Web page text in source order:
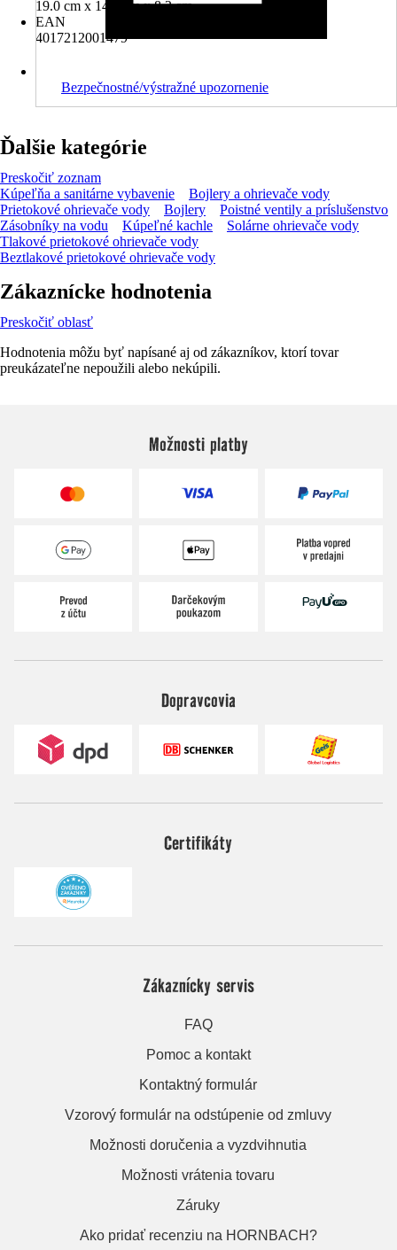
19.0 cm x 14.3 cm x 8.2 cm
EAN
4017212001479
Bezpečnostné/výstražné upozornenie
Ďalšie kategórie
Preskočiť zoznam
Kúpeľňa a sanitárne vybavenie
Bojlery a ohrievače vody
Prietokové ohrievače vody
Bojlery
Poistné ventily a príslušenstvo
Zásobníky na vodu
Kúpeľné kachle
Solárne ohrievače vody
Tlakové prietokové ohrievače vody
Beztlakové prietokové ohrievače vody
Zákaznícke hodnotenia
Preskočiť oblasť
Hodnotenia môžu byť napísané aj od zákazníkov, ktorí tovar
preukázateľne nepoužili alebo nekúpili.
Možnosti platby
Dopravcovia
Certifikáty
Zákaznícky servis
FAQ
Pomoc a kontakt
Kontaktný formulár
Vzorový formulár na odstúpenie od zmluvy
Možnosti doručenia a vyzdvihnutia
Možnosti vrátenia tovaru
Záruky
Ako pridať recenziu na HORNBACH?